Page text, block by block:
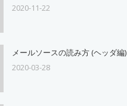
2020-11-22
メールソースの読み方 (ヘッダ編)
2020-03-28